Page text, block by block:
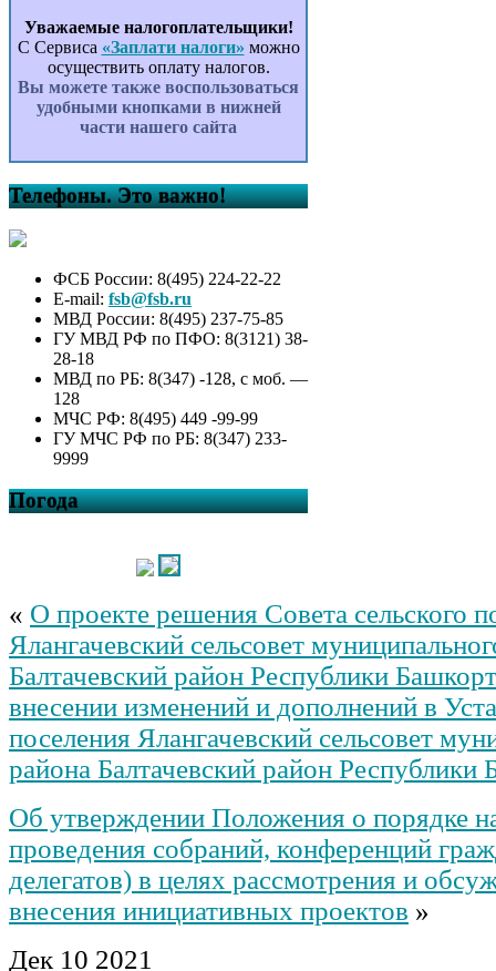
Уважаемые налогоплательщики!
С Сервиса «Заплати налоги» можно
осуществить оплату налогов.
Вы можете также воспользоваться
удобными кнопками в нижней
части нашего сайта
Телефоны. Это важно!
ФСБ России: 8(495) 224-22-22
E-mail: fsb@fsb.ru
МВД России: 8(495) 237-75-85
ГУ МВД РФ по ПФО: 8(3121) 38-
28-18
МВД по РБ: 8(347) -128, с моб. —
128
МЧС РФ: 8(495) 449 -99-99
ГУ МЧС РФ по РБ: 8(347) 233-
9999
Погода
« О проекте решения Совета сельского
Ялангачевский сельсовет
Балтачевский район Республики
внесении изменений и дополнений в
поселения Ялангачевский сельсовет
района Балтачевский район Республики
Об утверждении Положения о порядке
проведения собраний, конференций
делегатов) в целях рассмотрения и
внесения инициативных проектов »
Дек 10 2021